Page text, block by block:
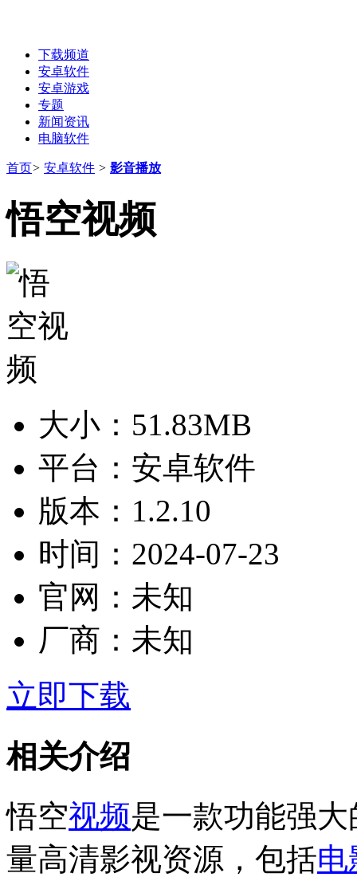
下载频道
安卓软件
安卓游戏
专题
新闻资讯
电脑软件
首页> 安卓软件 > 影音播放
悟空视频
大小： 51.83MB
平台： 安卓软件
版本： 1.2.10
时间： 2024-07-23
官网： 未知
厂商： 未知
立即下载
相关介绍
悟空视频是一款功能强
量高清影视资源，包括电